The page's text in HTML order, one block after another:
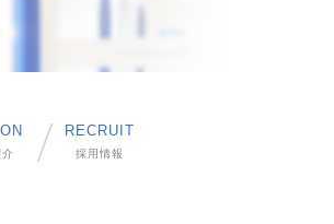
RECRUIT
採用情報